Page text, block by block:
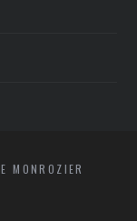
MONROZIER